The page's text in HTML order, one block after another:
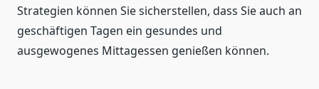
Strategien können Sie sicherstellen, dass Sie auch an
geschäftigen Tagen ein gesundes und
ausgewogenes Mittagessen genießen können.